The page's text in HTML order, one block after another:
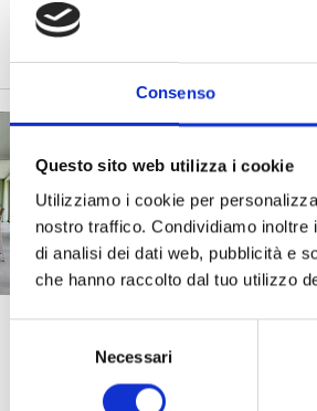
Consenso
Questo sito web utilizza i cookie
Utilizziamo i cookie per
nostro traffico. Condividiamo
di analisi dei dati web, pubblicità e
che hanno raccolto dal tuo utilizzo
Necessari